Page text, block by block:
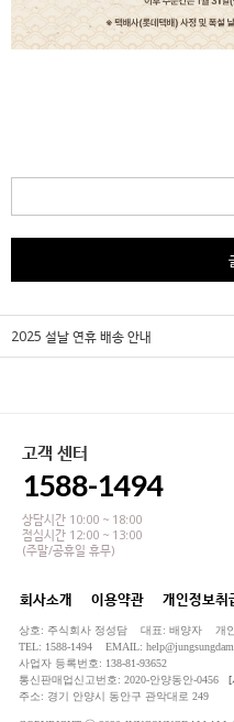
2025 설날 연휴 배송 안내
고객 센터
1588-1494
상담시간 10:00 ~ 18:00
점심시간 12:00 ~ 13:00
(주말/공휴일 휴무)
회사소개 이용약관 개인정보취
상호: 주식회사 정성담 대표: 배양자 개
TEL: 1588-1494 EMAIL:
사업자 등록번호: 138-81-93652
통신판매업신고번호: 2020-안양동안-0456 [
주소: 경기 안양시 동안구 관악대로 249